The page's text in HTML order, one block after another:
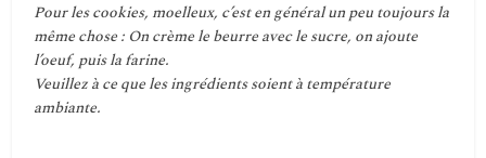
Pour les cookies, moelleux, c’est en général un peu toujours la
même chose : On crème le beurre avec le sucre, on ajoute
l’oeuf, puis la farine.
Veuillez à ce que les ingrédients soient à température
ambiante.